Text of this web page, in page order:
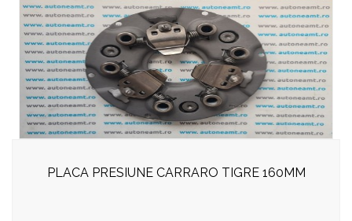
PLACA PRESIUNE CARRARO TIGRE 160MM